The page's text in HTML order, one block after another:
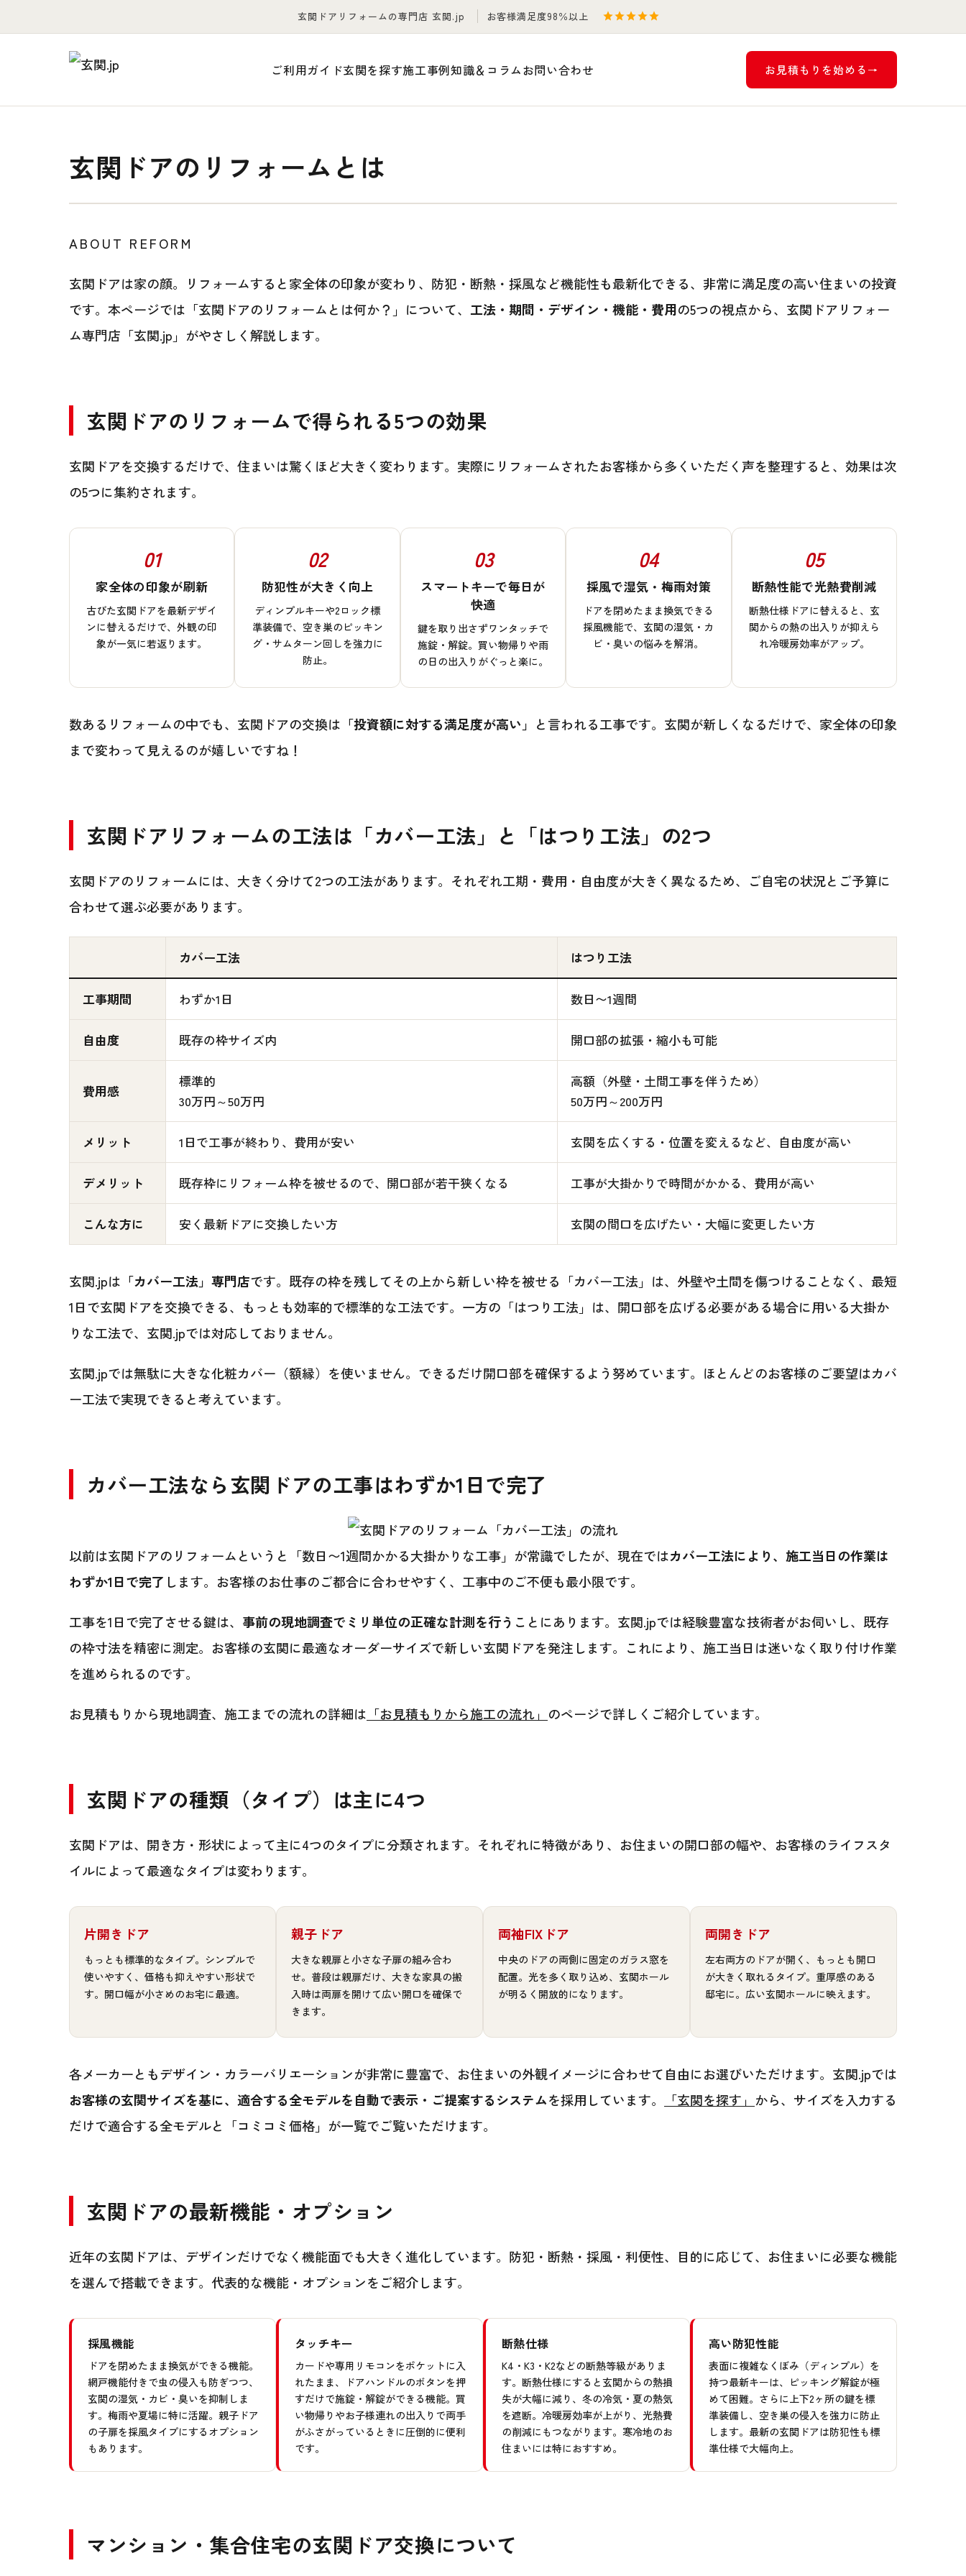
玄関ドアリフォームの専門店 玄関.jp お客様満足度98％以上
ご利用ガイド玄関を探す施工事例知識＆コラムお問い合わせ お見積もりを始める
玄関ドアのリフォームとは
ABOUT REFORM
玄関ドアは家の顔。リフォームすると家全体の印象が変わり、防犯・断熱・採風など機能性も最新化できる、非常に満足度の高い住まいの投資
です。本ページでは「玄関ドアのリフォームとは何か？」について、 工法・期間・デザイン・機能・費用の5つの視点から、玄関ドアリフォー
ム専門店「玄関.jp」がやさしく解説します。
玄関ドアのリフォームで得られる5つの効果
玄関ドアを交換するだけで、住まいは驚くほど大きく変わります。実際にリフォームされたお客様から多くいただく声を整理すると、効果は次
の5つに集約されます。
01
家全体の印象が刷新
古びた玄関ドアを最新デザイ
ンに替えるだけで、外観の印
象が一気に若返ります。
02
防犯性が大きく向上
ディンプルキーや2ロック標
準装備で、空き巣のピッキン
グ・サムターン回しを強力に
防止。
03
スマートキーで毎日が
快適
鍵を取り出さずワンタッチで
施錠・解錠。買い物帰りや雨
の日の出入りがぐっと楽に。
04
採風で湿気・梅雨対策
ドアを閉めたまま換気できる
採風機能で、玄関の湿気・カ
ビ・臭いの悩みを解消。
05
断熱性能で光熱費削減
断熱仕様ドアに替えると、玄
関からの熱の出入りが抑えら
れ冷暖房効率がアップ。
数あるリフォームの中でも、玄関ドアの交換は 「投資額に対する満足度が高い」 と言われる工事です。玄関が新しくなるだけで、家全体の印象
まで変わって見えるのが嬉しいですね！
玄関ドアリフォームの工法は「カバー工法」と「はつり工法」の2つ
玄関ドアのリフォームには、大きく分けて2つの工法があります。それぞれ工期・費用・自由度が大きく異なるため、ご自宅の状況とご予算に
合わせて選ぶ必要があります。
カバー工法 はつり工法
工事期間 わずか1日 数日〜1週間
自由度 既存の枠サイズ内 開口部の拡張・縮小も可能
費用感
標準的
30万円～50万円
高額（外壁・土間工事を伴うため）
50万円～200万円
メリット 1日で工事が終わり、費用が安い 玄関を広くする・位置を変えるなど、自由度が高い
デメリット 既存枠にリフォーム枠を被せるので、開口部が若干狭くなる 工事が大掛かりで時間がかかる、費用が高い
こんな方に 安く最新ドアに交換したい方 玄関の間口を広げたい・大幅に変更したい方
玄関.jpは 「カバー工法」専門店です。既存の枠を残してその上から新しい枠を被せる「カバー工法」は、外壁や土間を傷つけることなく、最短
1日で玄関ドアを交換できる、もっとも効率的で標準的な工法です。一方の「はつり工法」は、開口部を広げる必要がある場合に用いる大掛か
りな工法で、玄関.jpでは対応しておりません。
玄関.jpでは無駄に大きな化粧カバー（額縁）を使いません。できるだけ開口部を確保するよう努めています。ほとんどのお客様のご要望はカバ
ー工法で実現できると考えています。
カバー工法なら玄関ドアの工事はわずか1日で完了
以前は玄関ドアのリフォームというと「数日〜1週間かかる大掛かりな工事」が常識でしたが、現在ではカバー工法により、施工当日の作業は
わずか1日で完了 します。お客様のお仕事のご都合に合わせやすく、工事中のご不便も最小限です。
工事を1日で完了させる鍵は、 事前の現地調査でミリ単位の正確な計測を行う ことにあります。玄関.jpでは経験豊富な技術者がお伺いし、既存
の枠寸法を精密に測定。お客様の玄関に最適なオーダーサイズで新しい玄関ドアを発注します。これにより、施工当日は迷いなく取り付け作業
を進められるのです。
お見積もりから現地調査、施工までの流れの詳細は 「お見積もりから施工の流れ」 のページで詳しくご紹介しています。
玄関ドアの種類（タイプ）は主に4つ
玄関ドアは、開き方・形状によって主に4つのタイプに分類されます。それぞれに特徴があり、お住まいの開口部の幅や、お客様のライフスタ
イルによって最適なタイプは変わります。
片開きドア
もっとも標準的なタイプ。シンプルで
使いやすく、価格も抑えやすい形状で
す。開口幅が小さめのお宅に最適。
親子ドア
大きな親扉と小さな子扉の組み合わ
せ。普段は親扉だけ、大きな家具の搬
入時は両扉を開けて広い開口を確保で
きます。
両袖FIXドア
中央のドアの両側に固定のガラス窓を
配置。光を多く取り込め、玄関ホール
が明るく開放的になります。
両開きドア
左右両方のドアが開く、もっとも開口
が大きく取れるタイプ。重厚感のある
邸宅に。広い玄関ホールに映えます。
各メーカーともデザイン・カラーバリエーションが非常に豊富で、お住まいの外観イメージに合わせて自由にお選びいただけます。玄関.jpでは
お客様の玄関サイズを基に、適合する全モデルを自動で表示・ご提案するシステムを採用しています。 「玄関を探す」 から、サイズを入力する
だけで適合する全モデルと「コミコミ価格」が一覧でご覧いただけます。
玄関ドアの最新機能・オプション
近年の玄関ドアは、デザインだけでなく機能面でも大きく進化しています。防犯・断熱・採風・利便性、目的に応じて、お住まいに必要な機能
を選んで搭載できます。代表的な機能・オプションをご紹介します。
採風機能
ドアを閉めたまま換気ができる機能。
網戸機能付きで虫の侵入も防ぎつつ、
玄関の湿気・カビ・臭いを抑制しま
す。梅雨や夏場に特に活躍。親子ドア
の子扉を採風タイプにするオプション
もあります。
タッチキー
カードや専用リモコンをポケットに入
れたまま、ドアハンドルのボタンを押
すだけで施錠・解錠ができる機能。買
い物帰りやお子様連れの出入りで両手
がふさがっているときに圧倒的に便利
です。
断熱仕様
K4・K3・K2などの断熱等級がありま
す。断熱仕様にすると玄関からの熱損
失が大幅に減り、冬の冷気・夏の熱気
を遮断。冷暖房効率が上がり、光熱費
の削減にもつながります。寒冷地のお
住まいには特におすすめ。
高い防犯性能
表面に複雑なくぼみ（ディンプル）を
持つ最新キーは、ピッキング解錠が極
めて困難。さらに上下2ヶ所の鍵を標
準装備し、空き巣の侵入を強力に防止
します。最新の玄関ドアは防犯性も標
準仕様で大幅向上。
マンション・集合住宅の玄関ドア交換について